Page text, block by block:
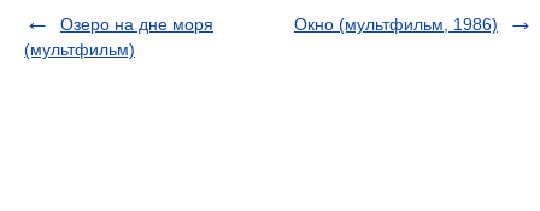
Озеро на дне моря
(мультфильм)
Окно (мультфильм, 1986)